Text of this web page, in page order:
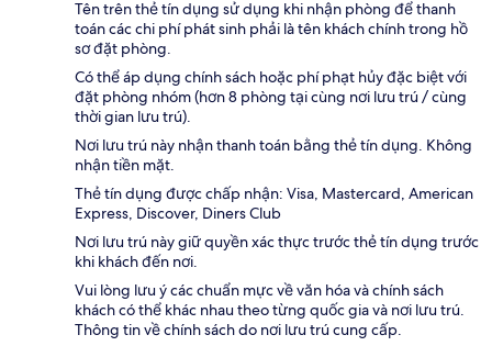
Tên trên thẻ tín dụng sử dụng khi nhận phòng để thanh
toán các chi phí phát sinh phải là tên khách chính trong hồ
sơ đặt phòng.
Có thể áp dụng chính sách hoặc phí phạt hủy đặc biệt với
đặt phòng nhóm (hơn 8 phòng tại cùng nơi lưu trú / cùng
thời gian lưu trú).
Nơi lưu trú này nhận thanh toán bằng thẻ tín dụng. Không
nhận tiền mặt.
Thẻ tín dụng được chấp nhận: Visa, Mastercard, American
Express, Discover, Diners Club
Nơi lưu trú này giữ quyền xác thực trước thẻ tín dụng trước
khi khách đến nơi.
Vui lòng lưu ý các chuẩn mực về văn hóa và chính sách
khách có thể khác nhau theo từng quốc gia và nơi lưu trú.
Thông tin về chính sách do nơi lưu trú cung cấp.